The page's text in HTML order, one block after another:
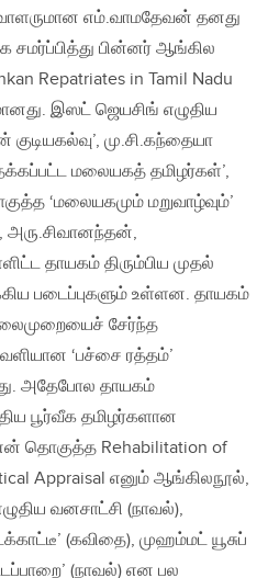
எம்.வாமதேவன் தனது
சமர்ப்பித்து பின்னர் ஆங்கில
Repatriates in Tamil Nadu
இஸட் ஜெயசிங் எழுதிய
மு.சி.கந்தையா
மலையகத் தமிழர்கள்’,
‘மலையகமும் மறுவாழ்வும்’
தாயகம் திரும்பிய முதல்
படைப்புகளும் உள்ளன. தாயகம்
சேர்ந்த
‘பச்சை ரத்தம்’
அதேபோல தாயகம்
பூர்வீக தமிழர்களான
தொகுத்த Rehabilitation of
Appraisal எனும் ஆங்கிலநூல்,
வனசாட்சி (நாவல்),
(கவிதை), முஹம்மட் யூசுப்
(நாவல்) என பல